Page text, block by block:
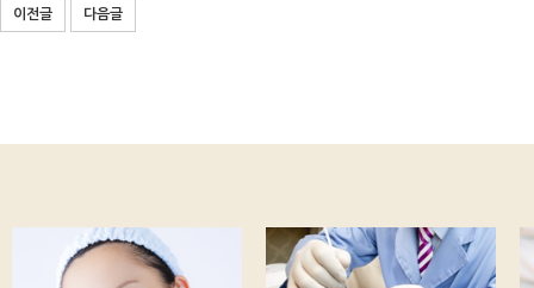
이전글 다음글